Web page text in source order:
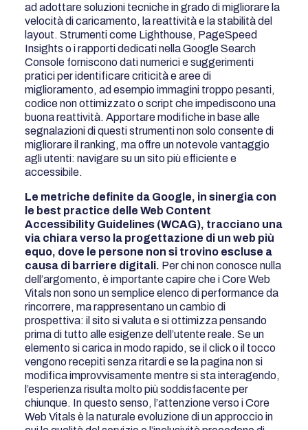
ad adottare soluzioni tecniche in grado di migliorare la
velocità di caricamento, la reattività e la stabilità del
layout. Strumenti come Lighthouse, PageSpeed
Insights o i rapporti dedicati nella Google Search
Console forniscono dati numerici e suggerimenti
pratici per identificare criticità e aree di
miglioramento, ad esempio immagini troppo pesanti,
codice non ottimizzato o script che impediscono una
buona reattività. Apportare modifiche in base alle
segnalazioni di questi strumenti non solo consente di
migliorare il ranking, ma offre un notevole vantaggio
agli utenti: navigare su un sito più efficiente e
accessibile.
Le metriche definite da Google, in sinergia con
le best practice delle Web Content
Accessibility Guidelines (WCAG), tracciano una
via chiara verso la progettazione di un web più
equo, dove le persone non si trovino escluse a
causa di barriere digitali. Per chi non conosce nulla
dell’argomento, è importante capire che i Core Web
Vitals non sono un semplice elenco di performance da
rincorrere, ma rappresentano un cambio di
prospettiva: il sito si valuta e si ottimizza pensando
prima di tutto alle esigenze dell’utente reale. Se un
elemento si carica in modo rapido, se il click o il tocco
vengono recepiti senza ritardi e se la pagina non si
modifica improvvisamente mentre si sta interagendo,
l’esperienza risulta molto più soddisfacente per
chiunque. In questo senso, l’attenzione verso i Core
Web Vitals è la naturale evoluzione di un approccio in